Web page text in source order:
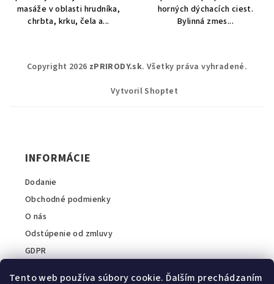
Tento web používa súbory cookie. Ďalším prechádzaním
masáže v oblasti hrudníka,
chrbta, krku, čela a...
horných dýchacích ciest.
Bylinná zmes...
Copyright 2026 zPRIRODY.sk. Všetky práva vyhradené.
Vytvoril Shoptet
INFORMÁCIE
Dodanie
Obchodné podmienky
O nás
Odstúpenie od zmluvy
GDPR